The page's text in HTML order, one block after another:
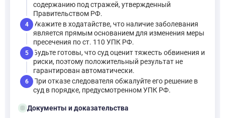
содержанию под стражей, утвержденный
Правительством РФ.
4
Укажите в ходатайстве, что наличие заболевания
является прямым основанием для изменения меры
пресечения по ст. 110 УПК РФ.
5
Будьте готовы, что суд оценит тяжесть обвинения и
риски, поэтому положительный результат не
гарантирован автоматически.
6
При отказе следователя обжалуйте его решение в
суд в порядке, предусмотренном УПК РФ.
folder_openДокументы и доказательства